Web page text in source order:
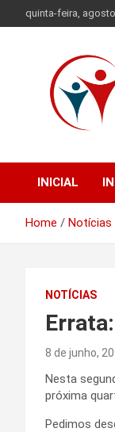
to
quinta-feira,
de Ensino do
INICIAL
Home Notícias
NOTÍCIAS
8 de junho,
Nesta
próxima
Pedimos